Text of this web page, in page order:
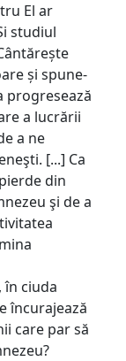
El ar
studiul
și spune-
progresează
a lucrării
a ne
[...] Ca
din
şi de a
în ciuda
încurajează
care par să